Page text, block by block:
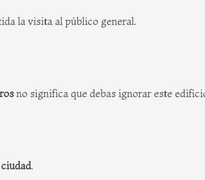
la visita al público general.
no significa que debas ignorar este
.